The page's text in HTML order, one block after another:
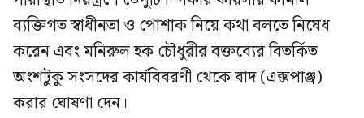
ব্যক্তিগত স্বাধীনতা ও পোশাক নিয়ে কথা বলতে নিষেধ
করেন এবং মনিরুল হক চৌধুরীর বক্তব্যের বিতর্কিত
অংশটুকু সংসদের কার্যবিবরণী থেকে বাদ (এক্সপাঞ্জ)
করার ঘোষণা দেন।